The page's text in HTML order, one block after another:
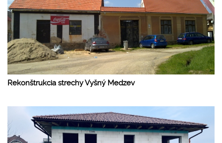
Rekonštrukcia strechy Vyšný Medzev